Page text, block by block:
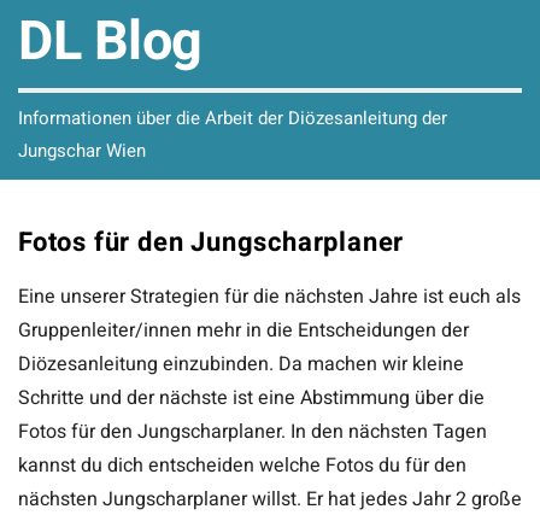
DL Blog
Informationen über die Arbeit der Diözesanleitung der
Jungschar Wien
Fotos für den Jungscharplaner
Eine unserer Strategien für die nächsten Jahre ist euch als
Gruppenleiter/innen mehr in die Entscheidungen der
Diözesanleitung einzubinden. Da machen wir kleine
Schritte und der nächste ist eine Abstimmung über die
Fotos für den Jungscharplaner. In den nächsten Tagen
kannst du dich entscheiden welche Fotos du für den
nächsten Jungscharplaner willst. Er hat jedes Jahr 2 große